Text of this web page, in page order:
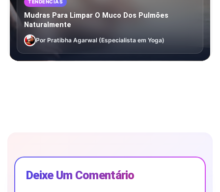
TENDÊNCIAS
Mudras Para Limpar O Muco Dos Pulmões
Naturalmente
Por Pratibha Agarwal (Especialista em Yoga)
Deixe Um Comentário